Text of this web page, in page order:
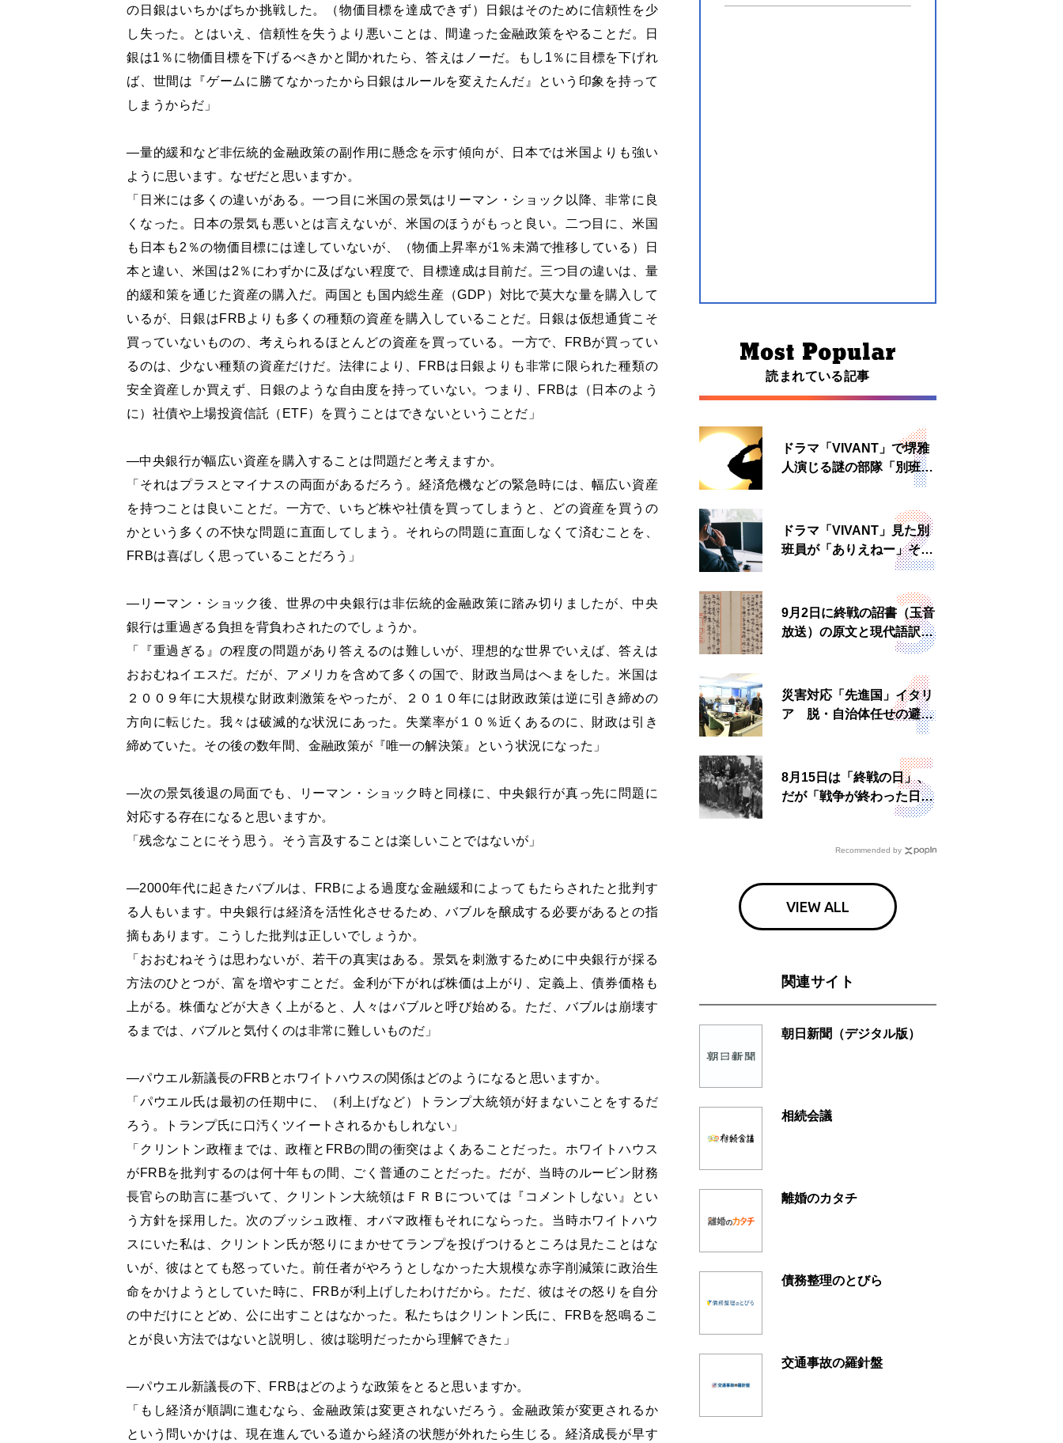
の日銀はいちかばちか挑戦した。（物価目標を達成できず）日銀はそのために信頼性を少
し失った。とはいえ、信頼性を失うより悪いことは、間違った金融政策をやることだ。日
銀は1％に物価目標を下げるべきかと聞かれたら、答えはノーだ。もし1％に目標を下げれ
ば、世間は『ゲームに勝てなかったから日銀はルールを変えたんだ』という印象を持って
しまうからだ」
―量的緩和など非伝統的金融政策の副作用に懸念を示す傾向が、日本では米国よりも強い
ように思います。なぜだと思いますか。
「日米には多くの違いがある。一つ目に米国の景気はリーマン・ショック以降、非常に良
くなった。日本の景気も悪いとは言えないが、米国のほうがもっと良い。二つ目に、米国
も日本も2％の物価目標には達していないが、（物価上昇率が1％未満で推移している）日
本と違い、米国は2％にわずかに及ばない程度で、目標達成は目前だ。三つ目の違いは、量
的緩和策を通じた資産の購入だ。両国とも国内総生産（GDP）対比で莫大な量を購入して
いるが、日銀はFRBよりも多くの種類の資産を購入していることだ。日銀は仮想通貨こそ
買っていないものの、考えられるほとんどの資産を買っている。一方で、FRBが買ってい
るのは、少ない種類の資産だけだ。法律により、FRBは日銀よりも非常に限られた種類の
安全資産しか買えず、日銀のような自由度を持っていない。つまり、FRBは（日本のよう
に）社債や上場投資信託（ETF）を買うことはできないということだ」
―中央銀行が幅広い資産を購入することは問題だと考えますか。
「それはプラスとマイナスの両面があるだろう。経済危機などの緊急時には、幅広い資産
を持つことは良いことだ。一方で、いちど株や社債を買ってしまうと、どの資産を買うの
かという多くの不快な問題に直面してしまう。それらの問題に直面しなくて済むことを、
FRBは喜ばしく思っていることだろう」
―リーマン・ショック後、世界の中央銀行は非伝統的金融政策に踏み切りましたが、中央
銀行は重過ぎる負担を背負わされたのでしょうか。
「『重過ぎる』の程度の問題があり答えるのは難しいが、理想的な世界でいえば、答えは
おおむねイエスだ。だが、アメリカを含めて多くの国で、財政当局はへまをした。米国は
２００９年に大規模な財政刺激策をやったが、２０１０年には財政政策は逆に引き締めの
方向に転じた。我々は破滅的な状況にあった。失業率が１０％近くあるのに、財政は引き
締めていた。その後の数年間、金融政策が『唯一の解決策』という状況になった」
―次の景気後退の局面でも、リーマン・ショック時と同様に、中央銀行が真っ先に問題に
対応する存在になると思いますか。
「残念なことにそう思う。そう言及することは楽しいことではないが」
―2000年代に起きたバブルは、FRBによる過度な金融緩和によってもたらされたと批判す
る人もいます。中央銀行は経済を活性化させるため、バブルを醸成する必要があるとの指
摘もあります。こうした批判は正しいでしょうか。
「おおむねそうは思わないが、若干の真実はある。景気を刺激するために中央銀行が採る
方法のひとつが、富を増やすことだ。金利が下がれば株価は上がり、定義上、債券価格も
上がる。株価などが大きく上がると、人々はバブルと呼び始める。ただ、バブルは崩壊す
るまでは、バブルと気付くのは非常に難しいものだ」
―パウエル新議長のFRBとホワイトハウスの関係はどのようになると思いますか。
「パウエル氏は最初の任期中に、（利上げなど）トランプ大統領が好まないことをするだ
ろう。トランプ氏に口汚くツイートされるかもしれない」
「クリントン政権までは、政権とFRBの間の衝突はよくあることだった。ホワイトハウス
がFRBを批判するのは何十年もの間、ごく普通のことだった。だが、当時のルービン財務
長官らの助言に基づいて、クリントン大統領はＦＲＢについては『コメントしない』とい
う方針を採用した。次のブッシュ政権、オバマ政権もそれにならった。当時ホワイトハウ
スにいた私は、クリントン氏が怒りにまかせてランプを投げつけるところは見たことはな
いが、彼はとても怒っていた。前任者がやろうとしなかった大規模な赤字削減策に政治生
命をかけようとしていた時に、FRBが利上げしたわけだから。ただ、彼はその怒りを自分
の中だけにとどめ、公に出すことはなかった。私たちはクリントン氏に、FRBを怒鳴るこ
とが良い方法ではないと説明し、彼は聡明だったから理解できた」
―パウエル新議長の下、FRBはどのような政策をとると思いますか。
「もし経済が順調に進むなら、金融政策は変更されないだろう。金融政策が変更されるか
という問いかけは、現在進んでいる道から経済の状態が外れたら生じる。経済成長が早す
読まれている記事
ドラマ「VIVANT」で堺雅
人演じる謎の部隊「別班」
は実在する？内情知る人物
ドラマ「VIVANT」見た別
班員が「ありえねー」その
理由とは 非公然組織ゆえ
9月2日に終戦の詔書（玉音
放送）の原文と現代語訳を
読む もう一つの「終戦の
災害対応「先進国」イタリ
ア 脱・自治体任せの避難
所運営、被災者への温かい
8月15日は「終戦の日」、
だが「戦争が終わった日」
は国によって異なる？
Recommended by
VIEW ALL
関連サイト
朝日新聞（デジタル版）
相続会議
離婚のカタチ
債務整理のとびら
交通事故の羅針盤